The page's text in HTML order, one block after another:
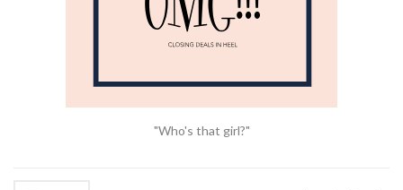
"Who's that girl?"